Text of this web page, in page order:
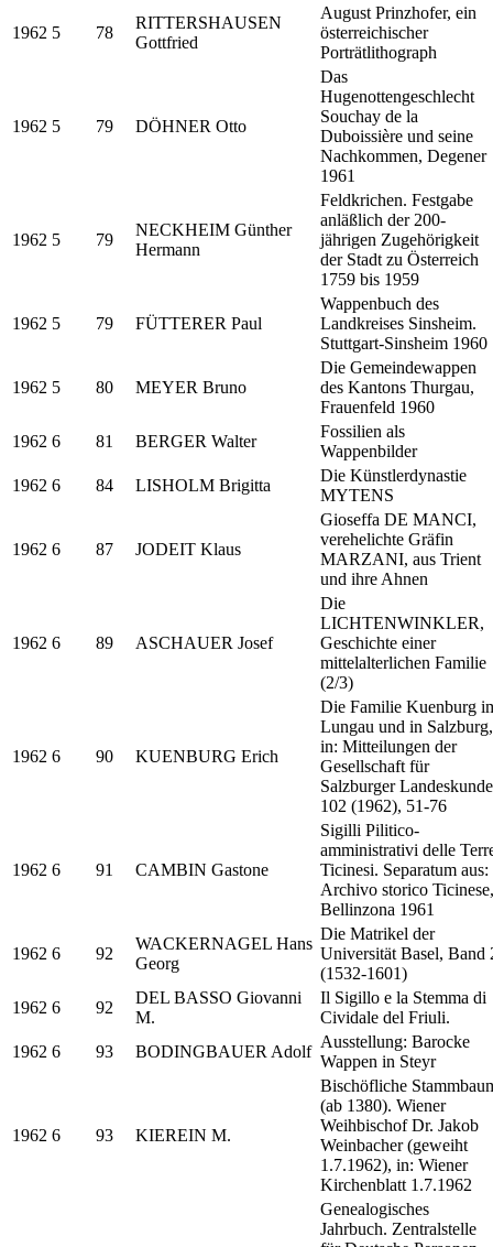
1962 5 78
RITTERSHAUSEN
Gottfried
August Prinzhofer, ein
österreichischer
Porträtlithograph
1962 5 79 DÖHNER Otto
Das
Hugenottengeschlecht
Souchay de la
Duboissière und seine
Nachkommen, Degener
1961
1962 5 79
NECKHEIM Günther
Hermann
Feldkrichen. Festgabe
anläßlich der 200-
jährigen Zugehörigkeit
der Stadt zu Österreich
1759 bis 1959
1962 5 79 FÜTTERER Paul
Wappenbuch des
Landkreises Sinsheim.
Stuttgart-Sinsheim 1960
1962 5 80 MEYER Bruno
Die Gemeindewappen
des Kantons Thurgau,
Frauenfeld 1960
1962 6 81 BERGER Walter
Fossilien als
Wappenbilder
1962 6 84 LISHOLM Brigitta
Die Künstlerdynastie
MYTENS
1962 6 87 JODEIT Klaus
Gioseffa DE MANCI,
verehelichte Gräfin
MARZANI, aus Trient
und ihre Ahnen
1962 6 89 ASCHAUER Josef
Die
LICHTENWINKLER,
Geschichte einer
mittelalterlichen Familie
(2/3)
1962 6 90 KUENBURG Erich
Die Familie Kuenburg
Lungau und in Salzburg,
in: Mitteilungen der
Gesellschaft für
Salzburger Landeskunde
102 (1962), 51-76
1962 6 91 CAMBIN Gastone
Sigilli Pilitico-
amministrativi delle
Ticinesi. Separatum aus:
Archivo storico Ticinese,
Bellinzona 1961
1962 6 92
WACKERNAGEL Hans
Georg
Die Matrikel der
Universität Basel, Band
(1532-1601)
1962 6 92
DEL BASSO Giovanni
M.
Il Sigillo e la Stemma di
Cividale del Friuli.
1962 6 93 BODINGBAUER Adolf
Ausstellung: Barocke
Wappen in Steyr
1962 6 93 KIEREIN M.
Bischöfliche
(ab 1380). Wiener
Weihbischof Dr. Jakob
Weinbacher (geweiht
1.7.1962), in: Wiener
Kirchenblatt 1.7.1962
Genealogisches
Jahrbuch. Zentralstelle